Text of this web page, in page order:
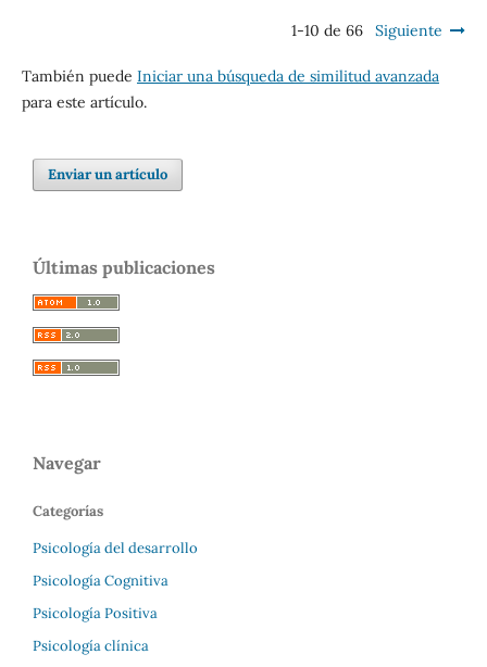
1-10 de 66 Siguiente
También puede Iniciar una búsqueda de similitud avanzada
para este artículo.
Enviar un artículo
Últimas publicaciones
Navegar
Categorías
Psicología del desarrollo
Psicología Cognitiva
Psicología Positiva
Psicología clínica